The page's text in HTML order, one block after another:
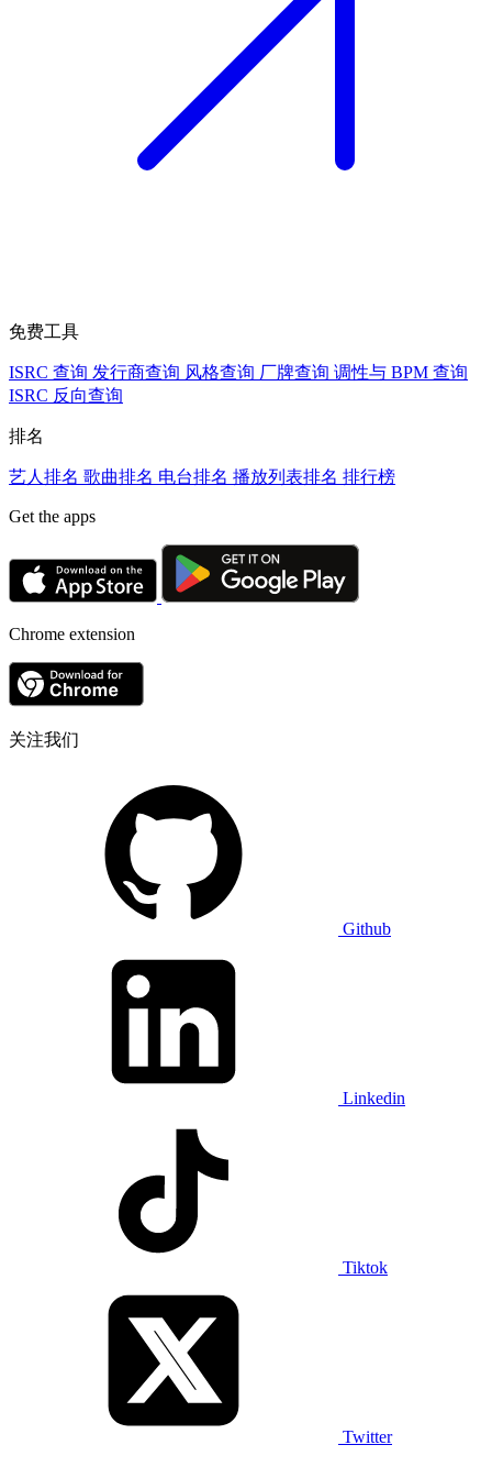
免费工具
ISRC 查询 发行商查询 风格查询 厂牌查询 调性与 BPM 查询
ISRC 反向查询
排名
艺人排名 歌曲排名 电台排名 播放列表排名 排行榜
Get the apps
Chrome extension
关注我们
Github
Linkedin
Tiktok
Twitter